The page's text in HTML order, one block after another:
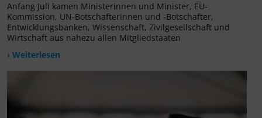
Anfang Juli kamen Ministerinnen und Minister, EU-
Kommission, UN-Botschafterinnen und -Botschafter,
Entwicklungsbanken, Wissenschaft, Zivilgesellschaft und
Wirtschaft aus nahezu allen Mitgliedstaaten
› Weiterlesen